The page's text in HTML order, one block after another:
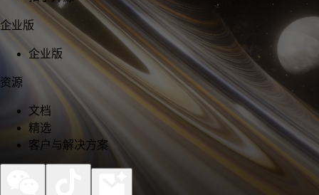
企业版
企业版
资源
文档
精选
客户与解决方案